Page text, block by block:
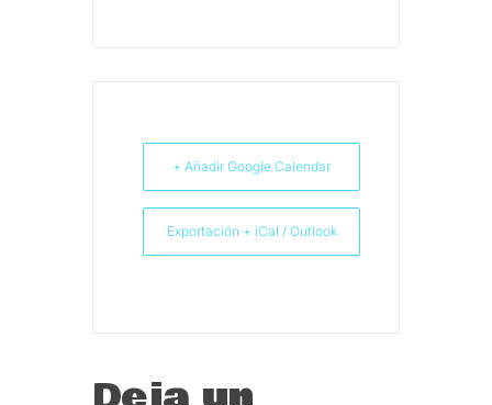
+ Añadir Google Calendar
Exportación + iCal / Outlook